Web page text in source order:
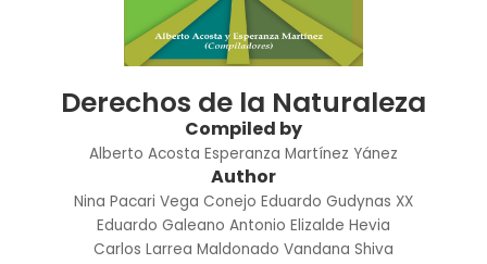
Derechos de la Naturaleza
Compiled by
Alberto Acosta Esperanza Martínez Yánez
Author
Nina Pacari Vega Conejo Eduardo Gudynas XX
Eduardo Galeano Antonio Elizalde Hevia
Carlos Larrea Maldonado Vandana Shiva